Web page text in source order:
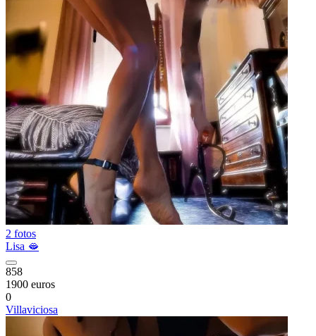
2 fotos
Lisa 🫦
858
1900 euros
0
Villaviciosa